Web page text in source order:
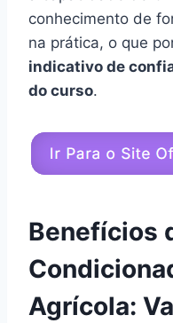
conhecimento de
na prática, o que
indicativo de
do curso.
Benefícios
Agrícola: